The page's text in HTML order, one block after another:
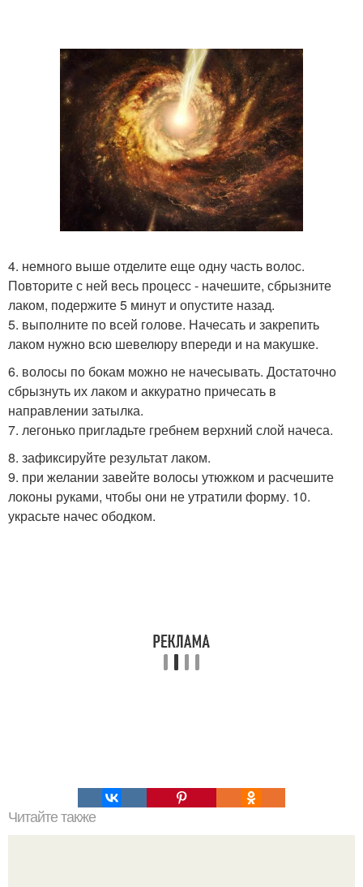
4. немного выше отделите еще одну часть волос.
Повторите с ней весь процесс - начешите, сбрызните
лаком, подержите 5 минут и опустите назад.
5. выполните по всей голове. Начесать и закрепить
лаком нужно всю шевелюру впереди и на макушке.
6. волосы по бокам можно не начесывать. Достаточно
сбрызнуть их лаком и аккуратно причесать в
направлении затылка.
7. легонько пригладьте гребнем верхний слой начеса.
8. зафиксируйте результат лаком.
9. при желании завейте волосы утюжком и расчешите
локоны руками, чтобы они не утратили форму. 10.
украсьте начес ободком.
Читайте также